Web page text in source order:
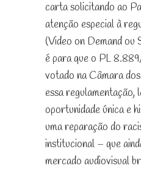
carta solicitando ao
atenção especial à
(Video on Demand ou
é para que o PL
votado na Câmara
essa regulamentação,
oportunidade única e
uma reparação do
institucional – que
mercado audiovisual